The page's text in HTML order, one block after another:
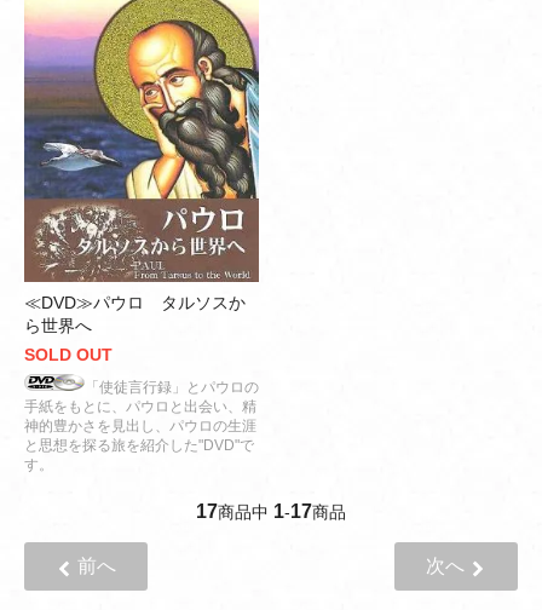
≪DVD≫パウロ タルソスか
ら世界へ
SOLD OUT
「使徒言行録」とパウロの
手紙をもとに、パウロと出会い、精
神的豊かさを見出し、パウロの生涯
と思想を探る旅を紹介した"DVD"で
す。
17商品中 1-17商品
前へ 次へ